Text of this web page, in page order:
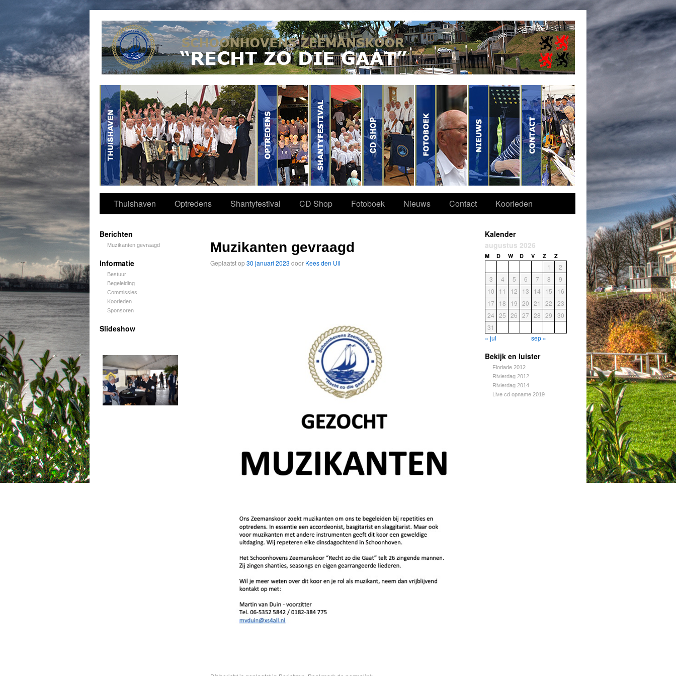
Contact
Thuishaven Optredens Shantyfestival CD Shop Fotoboek Nieuws Contact Koorleden
Berichten
Muzikanten gevraagd
Informatie
Bestuur
Begeleiding
Commissies
Koorleden
Sponsoren
Slideshow
Kalender
augustus 2026
M D W D V Z Z
1
2
3
4 5 6 7 8
9
10
11 12 13 14 15
16
17
18 19 20 21 22
23
24 25 26 27 28 29
30
31
« jul
sep »
Bekijk en luister
Floriade 2012
Rivierdag 2012
Rivierdag 2014
Live cd opname 2019
Muzikanten gevraagd
Geplaatst op30 januari 2023 door Kees den Uil